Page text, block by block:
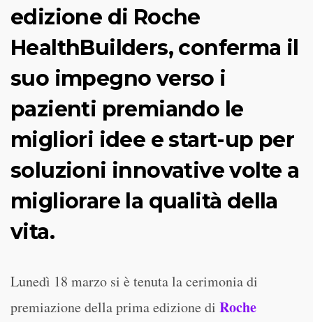
edizione di Roche
HealthBuilders, conferma il
suo impegno verso i
pazienti premiando le
migliori idee e start-up per
soluzioni innovative volte a
migliorare la qualità della
vita.
Lunedì 18 marzo si è tenuta la cerimonia di
premiazione della prima edizione di Roche